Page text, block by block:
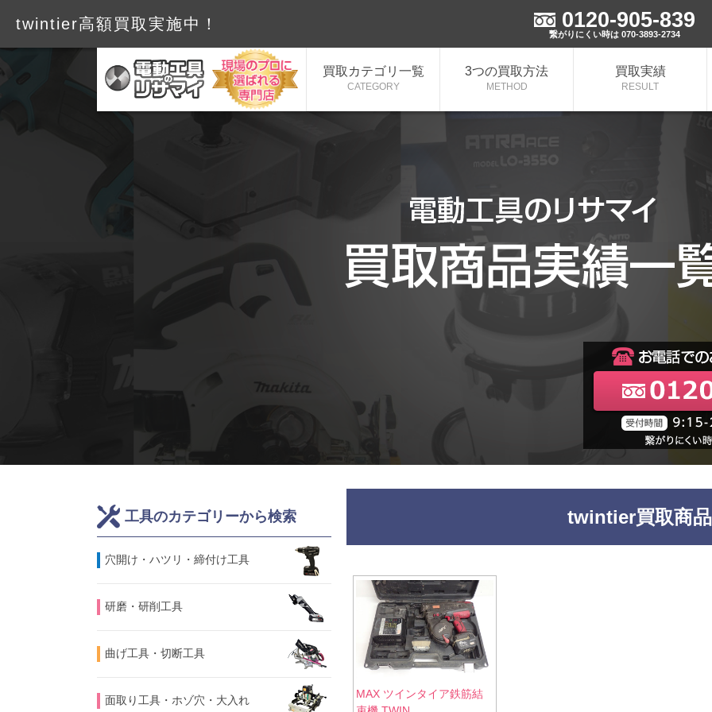
twintier高額買取実施中！ 0120-905-839
繋がりにくい時は 070-3893-2734
買取カテゴリ一覧
CATEGORY
3つの買取方法
METHOD
買取実績
RESULT
工具のカテゴリーから検索
⽳開け・ハツリ・締付け工具
研磨・研削工具
曲げ工具・切断工具
面取り工具・ホゾ穴・大入れ
twintier買取商
MAX ツインタイア鉄筋結